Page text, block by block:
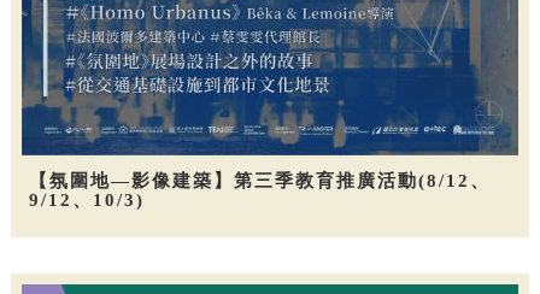
【氛圍地—影像建築】第三季教育推廣活動(8/12、
9/12、10/3)